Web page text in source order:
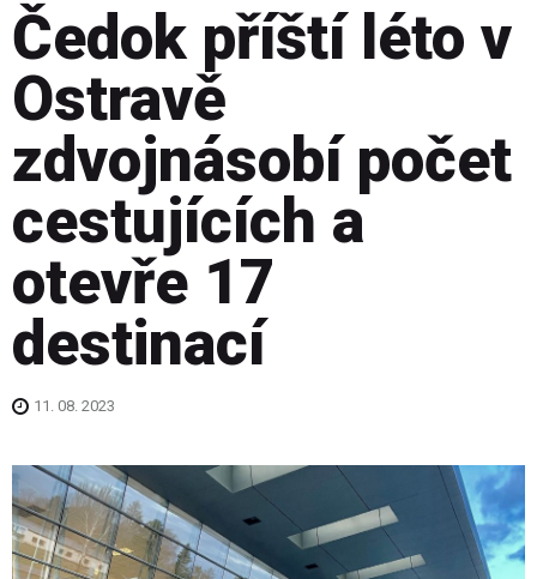
Čedok příští léto v
Ostravě
zdvojnásobí počet
cestujících a
otevře 17
destinací
11. 08. 2023